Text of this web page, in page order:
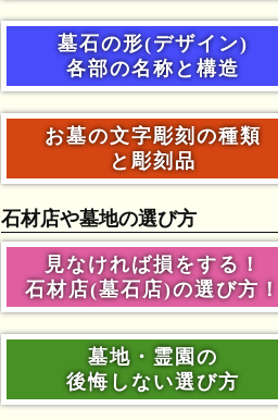
墓石の形(デザイン)
各部の名称と構造
お墓の文字彫刻の種類
と彫刻品
石材店や墓地の選び方
見なければ損をする！
石材店(墓石店)の選び方！
墓地・霊園の
後悔しない選び方